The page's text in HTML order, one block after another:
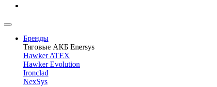
Бренды
Тяговые АКБ Enersys
Hawker ATEX
Hawker Evolution
Ironclad
NexSys